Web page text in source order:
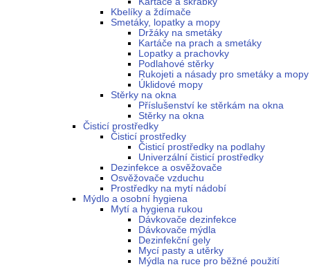
Kbelíky a ždímače
Smetáky, lopatky a mopy
Držáky na smetáky
Kartáče na prach a smetáky
Lopatky a prachovky
Podlahové stěrky
Rukojeti a násady pro smetáky a mopy
Úklidové mopy
Stěrky na okna
Příslušenství ke stěrkám na okna
Stěrky na okna
Čisticí prostředky
Čisticí prostředky
Čisticí prostředky na podlahy
Univerzální čisticí prostředky
Dezinfekce a osvěžovače
Osvěžovače vzduchu
Prostředky na mytí nádobí
Mýdlo a osobní hygiena
Mytí a hygiena rukou
Dávkovače dezinfekce
Dávkovače mýdla
Dezinfekční gely
Mycí pasty a utěrky
Mýdla na ruce pro běžné použití